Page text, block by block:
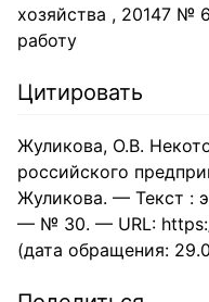
хозяйства , 20147 №
работу
Цитировать
Жуликова, О.В.
российского
Жуликова. — Текст :
— № 30. — URL:
(дата обращения: